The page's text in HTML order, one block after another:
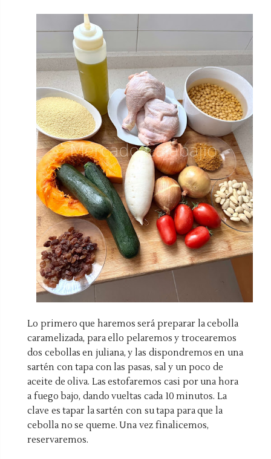
Lo primero que haremos será preparar la cebolla
caramelizada, para ello pelaremos y trocearemos
dos cebollas en juliana, y las dispondremos en una
sartén con tapa con las pasas, sal y un poco de
aceite de oliva. Las estofaremos casi por una hora
a fuego bajo, dando vueltas cada 10 minutos. La
clave es tapar la sartén con su tapa para que la
cebolla no se queme. Una vez finalicemos,
reservaremos.